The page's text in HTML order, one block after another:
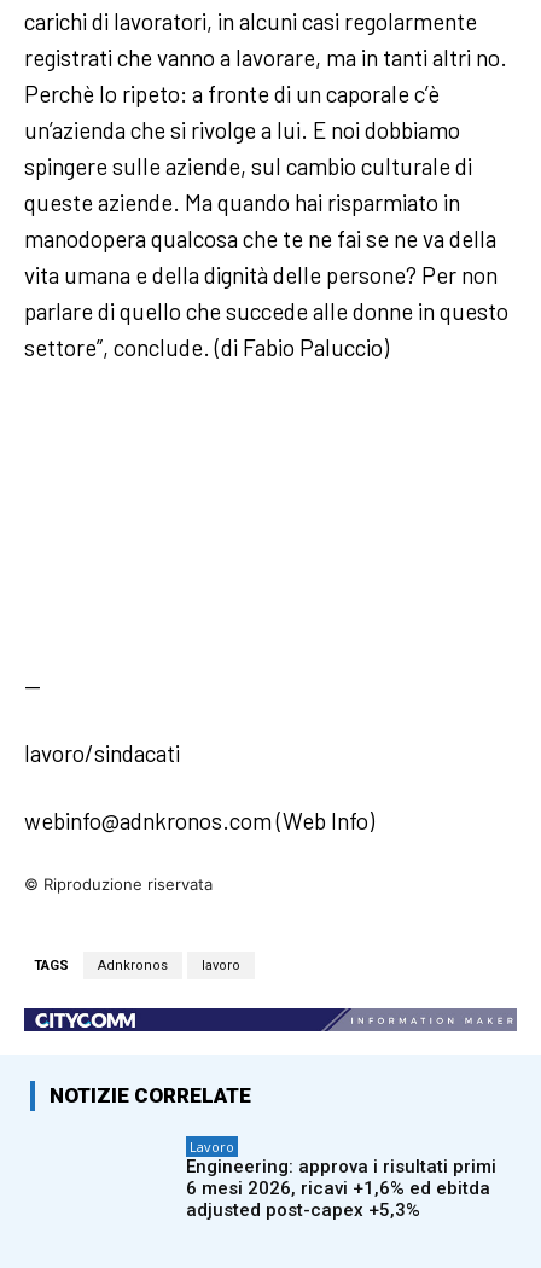
carichi di lavoratori, in alcuni casi regolarmente
registrati che vanno a lavorare, ma in tanti altri no.
Perchè lo ripeto: a fronte di un caporale c’è
un’azienda che si rivolge a lui. E noi dobbiamo
spingere sulle aziende, sul cambio culturale di
queste aziende. Ma quando hai risparmiato in
manodopera qualcosa che te ne fai se ne va della
vita umana e della dignità delle persone? Per non
parlare di quello che succede alle donne in questo
settore”, conclude. (di Fabio Paluccio)
—
lavoro/sindacati
webinfo@adnkronos.com (Web Info)
© Riproduzione riservata
TAGS Adnkronos lavoro
NOTIZIE CORRELATE
Lavoro
Engineering: approva i risultati primi
6 mesi 2026, ricavi +1,6% ed ebitda
adjusted post-capex +5,3%